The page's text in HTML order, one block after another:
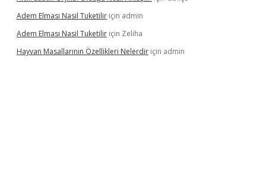
Adem Elması Nasil Tuketilir için admin
Adem Elması Nasil Tuketilir için Zeliha
Hayvan Masallarının Özellikleri Nelerdir için admin